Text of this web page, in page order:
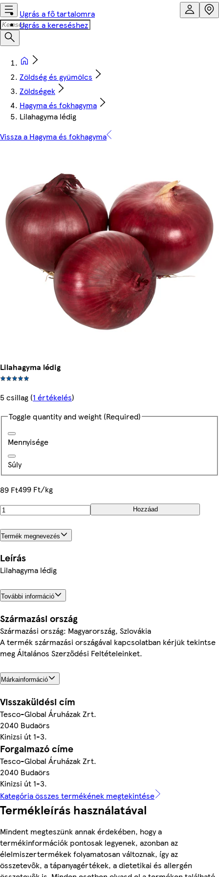
Ugrás a fő tartalomra
Ugrás a kereséshez
Zöldség és gyümölcs
Zöldségek
Hagyma és fokhagyma
Lilahagyma lédig
Vissza a Hagyma és fokhagyma
Lilahagyma lédig
5 csillag (1 értékelés)
Toggle quantity and weight (Required)
Mennyisége
Súly
89 Ft499 Ft/kg
Hozzáad
Termék megnevezés
Leírás
Lilahagyma lédig
További információ
Származási ország
Származási ország: Magyarország, Szlovákia
A termék származási országával kapcsolatban kérjük tekintse
meg Általános Szerződési Feltételeinket.
Márkainformáció
Visszaküldési cím
Tesco-Global Áruházak Zrt.
2040 Budaörs
Kinizsi út 1-3.
Forgalmazó címe
Tesco-Global Áruházak Zrt.
2040 Budaörs
Kinizsi út 1-3.
Kategória összes termékének megtekintése
Termékleírás használatával
Mindent megteszünk annak érdekében, hogy a
termékinformációk pontosak legyenek, azonban az
élelmiszertermékek folyamatosan változnak, így az
összetevők, a tápanyagértékek, a dietetikai és allergén